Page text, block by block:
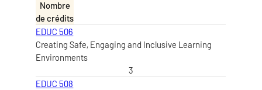
Nombre
de crédits
EDUC 506
Creating Safe, Engaging and Inclusive Learning
Environments
3
EDUC 508